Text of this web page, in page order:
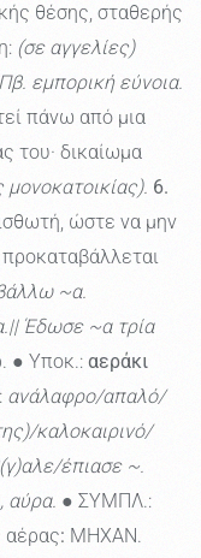
θέσης, σταθερής
(σε αγγελίες)
εμπορική εύνοια.
πάνω από μια
του· δικαίωμα
6.
ώστε να μην
~α.
Έδωσε ~α τρία
● Υποκ.: αεράκι
ανάλαφρο/απαλό/
καλοκαιρινό/
έπιασε ~.
αύρα. ● ΣΥΜΠΛ.:
αέρας: ΜΗΧΑΝ.